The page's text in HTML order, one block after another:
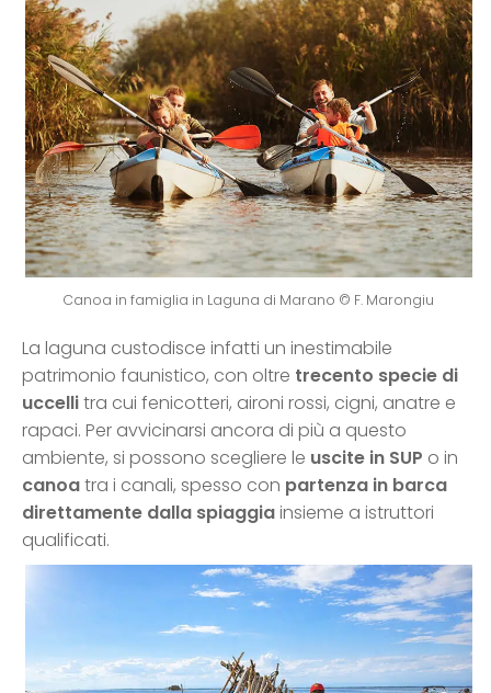
Canoa in famiglia in Laguna di Marano © F. Marongiu
La laguna custodisce infatti un inestimabile
patrimonio faunistico, con oltre trecento specie di
uccellitra cui fenicotteri, aironi rossi, cigni, anatre e
rapaci. Per avvicinarsi ancora di più a questo
ambiente, si possono scegliere le uscite in SUP o in
canoatra i canali, spesso con partenza in barca
direttamente dalla spiaggiainsieme a istruttori
qualificati.